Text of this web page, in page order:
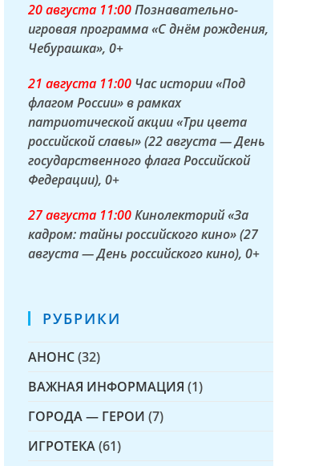
20 августа 11:00Познавательно-
игровая программа «С днём рождения,
Чебурашка», 0+
21 августа 11:00 Час истории «Под
флагом России» в рамках
патриотической акции «Три цвета
российской славы» (22 августа — День
государственного флага Российской
Федерации), 0+
27 августа 11:00Кинолекторий «За
кадром: тайны российского кино» (27
августа — День российского кино), 0+
РУБРИКИ
АНОНС(32)
ВАЖНАЯ ИНФОРМАЦИЯ (1)
ГОРОДА — ГЕРОИ (7)
ИГРОТЕКА(61)